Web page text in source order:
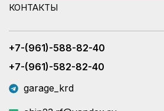
КОНТАКТЫ
+7-(961)-588-82-40
+7-(961)-582-82-40
garage_krd